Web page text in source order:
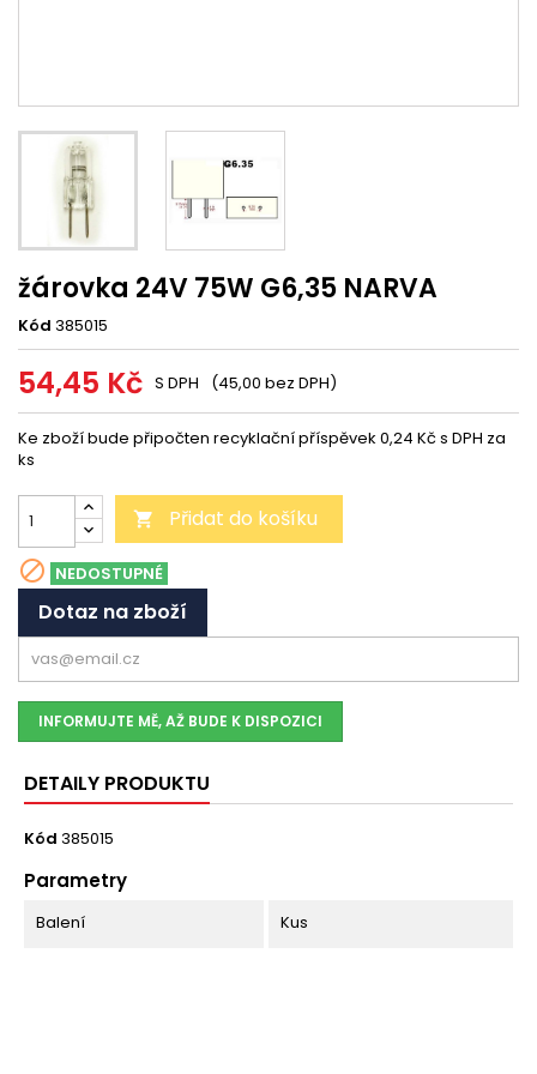
žárovka 24V 75W G6,35 NARVA
Kód 385015
54,45 Kč S DPH (45,00 bez DPH)
Ke zboží bude připočten recyklační příspěvek 0,24 Kč s DPH za
ks
 Přidat do košíku
 NEDOSTUPNÉ
Dotaz na zboží
INFORMUJTE MĚ, AŽ BUDE K DISPOZICI
DETAILY PRODUKTU
Kód 385015
Parametry
Balení Kus